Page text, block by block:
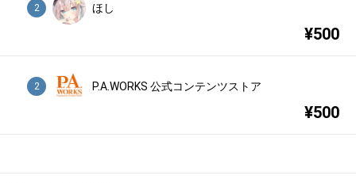
2 ほし
¥500
2 P.A.WORKS 公式コンテンツストア
¥500